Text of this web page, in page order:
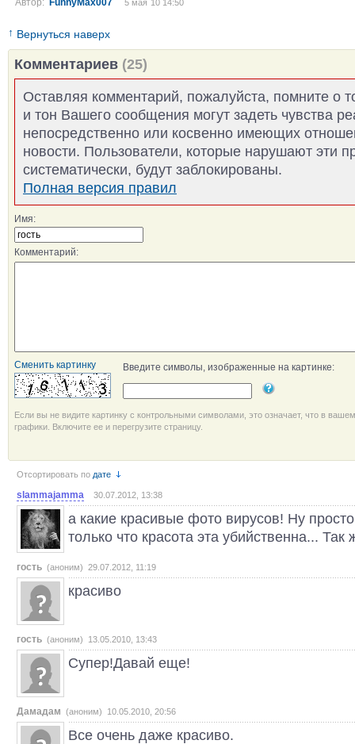
Автор: FunnyMax007 5 мая´10 14:50
↑ Вернуться наверх
Комментариев (25)
Оставляя комментарий, пожалуйста, помните о
и тон Вашего сообщения могут задеть чувства
непосредственно или косвенно имеющих
новости. Пользователи, которые нарушают эти
систематически, будут заблокированы.
Полная версия правил
Имя:
Комментарий:
Сменить картинку Введите символы, изображенные на картинке:
Если вы не видите картинку с контрольными символами, это означает, что в
графики. Включите ее и перегрузите страницу.
Отсортировать по дате
slammajamma 30.07.2012, 13:38
а какие красивые фото вирусов! Ну
только что красота эта убийственна... Так
гость (аноним) 29.07.2012, 11:19
красиво
гость (аноним) 13.05.2010, 13:43
Супер!Давай еще!
Дамадам (аноним) 10.05.2010, 20:56
Все очень даже красиво.